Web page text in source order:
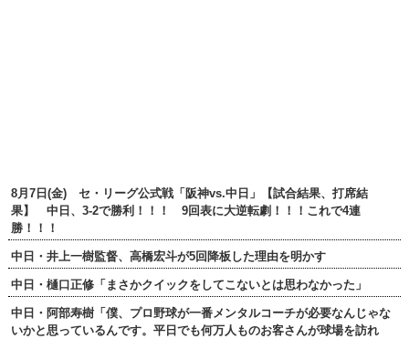
8月7日(金) セ・リーグ公式戦「阪神vs.中日」【試合結果、打席結
果】 中日、3-2で勝利！！！ 9回表に大逆転劇！！！これで4連
勝！！！
中日・井上一樹監督、高橋宏斗が5回降板した理由を明かす
中日・樋口正修「まさかクイックをしてこないとは思わなかった」
中日・阿部寿樹「僕、プロ野球が一番メンタルコーチが必要なんじゃな
いかと思っているんです。平日でも何万人ものお客さんが球場を訪れ